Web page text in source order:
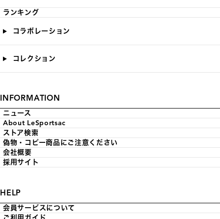
ランキング
コラボレーション
コレクション
INFORMATION
ニュース
About LeSportsac
ストア検索
偽物・コピー商品にご注意ください
会社概要
採用サイト
HELP
会員サービスについて